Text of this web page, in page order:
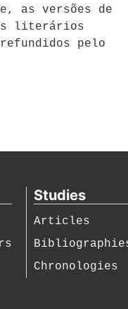
as versões de
literários
pelo
Studies
Articles
Chronologies